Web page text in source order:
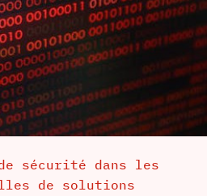
sécurité dans les
de solutions